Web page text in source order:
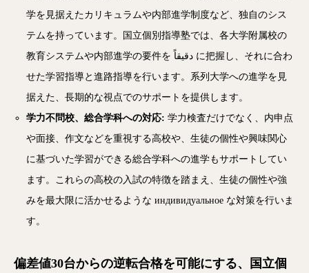
学を見据えたカリキュラムや内部進学制度など、独自のシス
テムを持っています。国立個別指導塾では、各大学附属校の
教育システムや内部進学の要件を دقیقاً に把握し、それに合わ
せた学習指導と進路指導を行います。系列大学への進学を見
据えた、長期的な視点でのサポートを提供します。
学力不問校、総合学科への対応: 学力検査だけでなく、内申点
や面接、作文などを重視する高校や、生徒の個性や興味関心
に基づいた学習ができる総合学科への進学もサポートしてい
ます。これらの高校の入試の特徴を踏まえ、生徒の個性や強
みを最大限に活かせるような индивидуальное な対策を行いま
す。
偏差値30台からの逆転合格を可能にする、国立個